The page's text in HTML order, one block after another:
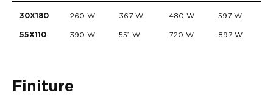
30X180 260 W 367 W 480 W 597 W
55X110 390 W 551 W 720 W 897 W
Finiture